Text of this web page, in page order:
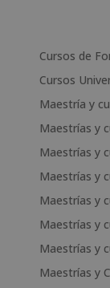
Cursos de
Cursos
Maestría y
Maestrías y
Maestrías y
Maestrías y
Maestrías y
Maestrías y
Maestrías y
Maestrías y